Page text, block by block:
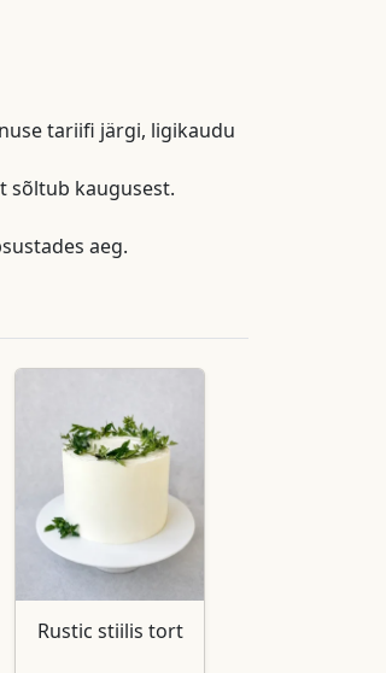
tariifi järgi, ligikaudu
sõltub kaugusest.
aeg.
Rustic stiilis tort